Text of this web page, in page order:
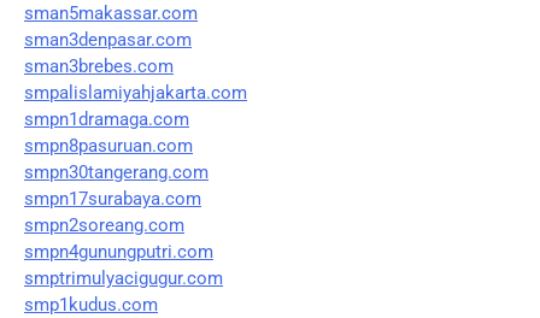
sman5makassar.com
sman3denpasar.com
sman3brebes.com
smpalislamiyahjakarta.com
smpn1dramaga.com
smpn8pasuruan.com
smpn30tangerang.com
smpn17surabaya.com
smpn2soreang.com
smpn4gunungputri.com
smptrimulyacigugur.com
smp1kudus.com